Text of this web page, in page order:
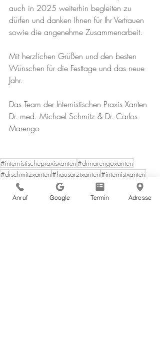
auch in 2025 weiterhin begleiten zu
dürfen und danken Ihnen für Ihr Vertrauen
sowie die angenehme Zusammenarbeit.
Mit herzlichen Grüßen und den besten
Wünschen für die Festtage und das neue
Jahr.
Das Team der Internistischen Praxis Xanten
Dr. med. Michael Schmitz & Dr. Carlos
Marengo
#internistischepraxisxanten #drmarengoxanten
#drschmitzxanten#hausarztxanten#internistxanten
#arztxanten
#drmichaelschmitz
#drcarlosmarengo
#internistmarengo#gesundheitxanten
Anruf Google Termin Adresse